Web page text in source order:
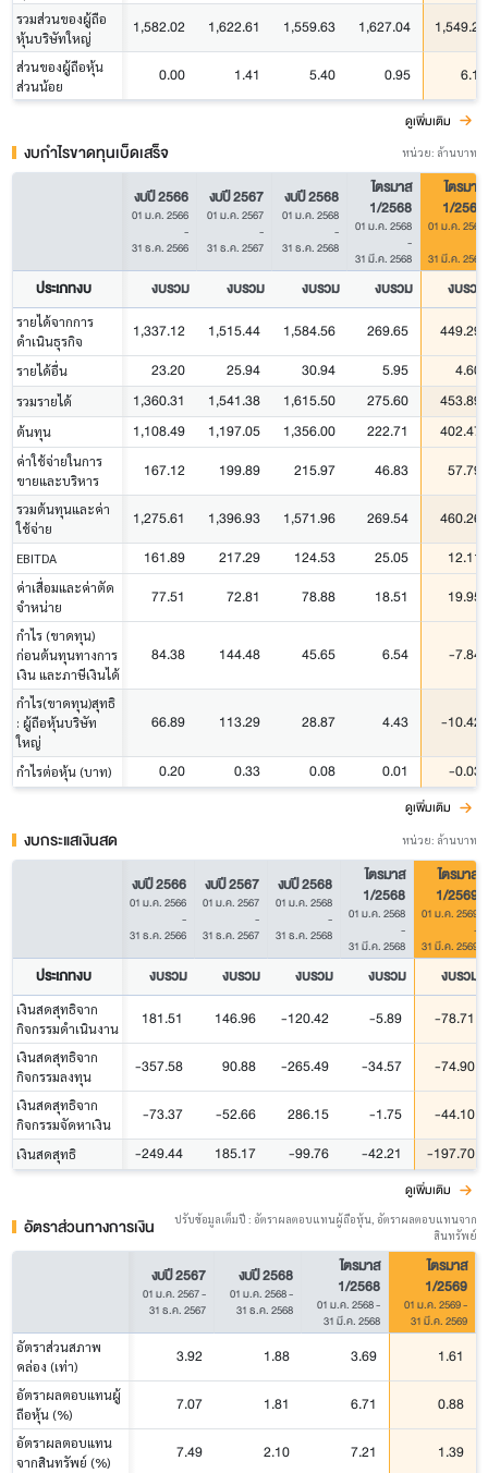
รวมส่วนของผู้ถือ
หุ้นบริษัทใหญ่
1,582.02 1,622.61 1,559.63 1,627.04 1,549.21
ส่วนของผู้ถือหุ้น
ส่วนน้อย
0.00 1.41 5.40 0.95 6.19
ดูเพิ่มเติม
งบกำไรขาดทุนเบ็ดเสร็จ หน่วย: ล้านบาท
งบปี 2566
01 ม.ค. 2566
-
31 ธ.ค. 2566
งบปี 2567
01 ม.ค. 2567
-
31 ธ.ค. 2567
งบปี 2568
01 ม.ค. 2568
-
31 ธ.ค. 2568
ไตรมาส
1/2568
01 ม.ค. 2568
-
31 มี.ค. 2568
ไตรมาส
1/2569
01 ม.ค. 2569
31 มี.ค. 2569
ประเภทงบ งบรวม งบรวม งบรวม งบรวม งบรวม
รายได้จากการ
ดำเนินธุรกิจ
1,337.12 1,515.44 1,584.56 269.65 449.29
รายได้อื่น 23.20 25.94 30.94 5.95 4.60
รวมรายได้ 1,360.31 1,541.38 1,615.50 275.60 453.89
ต้นทุน 1,108.49 1,197.05 1,356.00 222.71 402.47
ค่าใช้จ่ายในการ
ขายและบริหาร
167.12 199.89 215.97 46.83 57.79
รวมต้นทุนและค่า
ใช้จ่าย
1,275.61 1,396.93 1,571.96 269.54 460.26
EBITDA 161.89 217.29 124.53 25.05 12.11
ค่าเสื่อมและค่าตัด
จำหน่าย
77.51 72.81 78.88 18.51 19.95
กำไร (ขาดทุน)
ก่อนต้นทุนทางการ
เงิน และภาษีเงินได้
84.38 144.48 45.65 6.54 -7.84
กำไร(ขาดทุน)สุทธิ
: ผู้ถือหุ้นบริษัท
ใหญ่
66.89 113.29 28.87 4.43 -10.42
กำไรต่อหุ้น (บาท) 0.20 0.33 0.08 0.01 -0.03
ดูเพิ่มเติม
งบกระแสเงินสด หน่วย: ล้านบาท
งบปี 2566
01 ม.ค. 2566
-
31 ธ.ค. 2566
งบปี 2567
01 ม.ค. 2567
-
31 ธ.ค. 2567
งบปี 2568
01 ม.ค. 2568
-
31 ธ.ค. 2568
ไตรมาส
1/2568
01 ม.ค. 2568
-
31 มี.ค. 2568
ไตรมาส
1/2569
01 ม.ค. 2569
-
31 มี.ค. 2569
ประเภทงบ งบรวม งบรวม งบรวม งบรวม งบรวม
เงินสดสุทธิจาก
กิจกรรมดำเนินงาน
181.51 146.96 -120.42 -5.89 -78.71
เงินสดสุทธิจาก
กิจกรรมลงทุน
-357.58 90.88 -265.49 -34.57 -74.90
เงินสดสุทธิจาก
กิจกรรมจัดหาเงิน
-73.37 -52.66 286.15 -1.75 -44.10
เงินสดสุทธิ -249.44 185.17 -99.76 -42.21 -197.70
ดูเพิ่มเติม
อัตราส่วนทางการเงิน
ปรับข้อมูลเต็มปี : อัตราผลตอบแทนผู้ถือหุ้น, อัตราผลตอบแทนจาก
สินทรัพย์
งบปี 2567
01 ม.ค. 2567-
31 ธ.ค. 2567
งบปี 2568
01 ม.ค. 2568-
31 ธ.ค. 2568
ไตรมาส
1/2568
01 ม.ค. 2568-
31 มี.ค. 2568
ไตรมาส
1/2569
01 ม.ค. 2569-
31 มี.ค. 2569
อัตราส่วนสภาพ
คล่อง (เท่า)
3.92 1.88 3.69 1.61
อัตราผลตอบแทนผู้
ถือหุ้น (%)
7.07 1.81 6.71 0.88
อัตราผลตอบแทน
จากสินทรัพย์ (%)
7.49 2.10 7.21 1.39